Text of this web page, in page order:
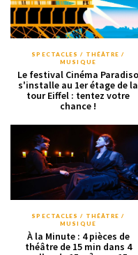
SPECTACLES / THÉÂTRE /
MUSIQUE
Le festival Cinéma Paradiso
s'installe au 1er étage de la
tour Eiffel : tentez votre
chance !
SPECTACLES / THÉÂTRE /
MUSIQUE
À la Minute : 4 pièces de
théâtre de 15 min dans 4